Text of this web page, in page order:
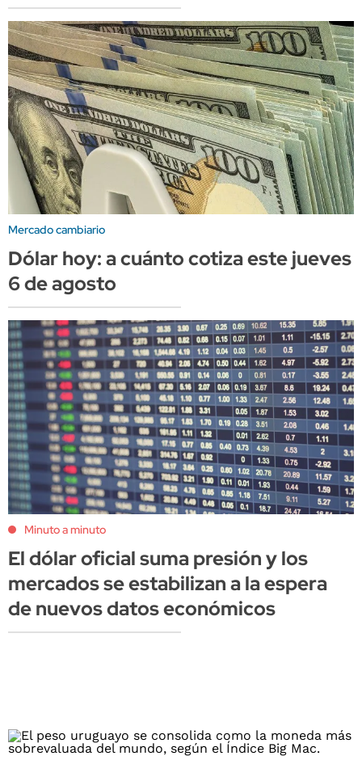
Mercado cambiario
Dólar hoy: a cuánto cotiza este jueves
6 de agosto
Minuto a minuto
El dólar oficial suma presión y los
mercados se estabilizan a la espera
de nuevos datos económicos